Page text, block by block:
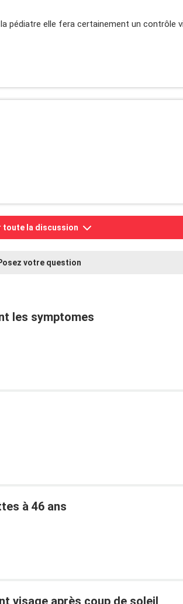
pédiatre elle fera certainement un contrôle
toute la discussion
votre question
les symptomes
à 46 ans
visage après coup de soleil